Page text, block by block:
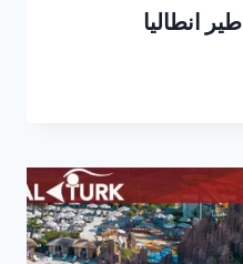
انطاليا